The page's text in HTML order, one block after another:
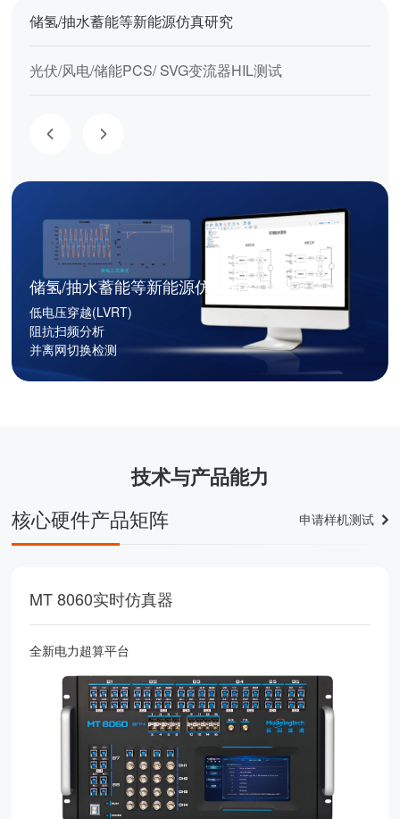
储氢/抽水蓄能等新能源仿真研究
光伏/风电/储能PCS/ SVG变流器HIL测试
储氢/抽水蓄能等新能源仿真研究
低电压穿越(LVRT)
阻抗扫频分析
并离网切换检测
技术与产品能力
核心硬件产品矩阵 申请样机测试
MT 8060实时仿真器
全新电力超算平台